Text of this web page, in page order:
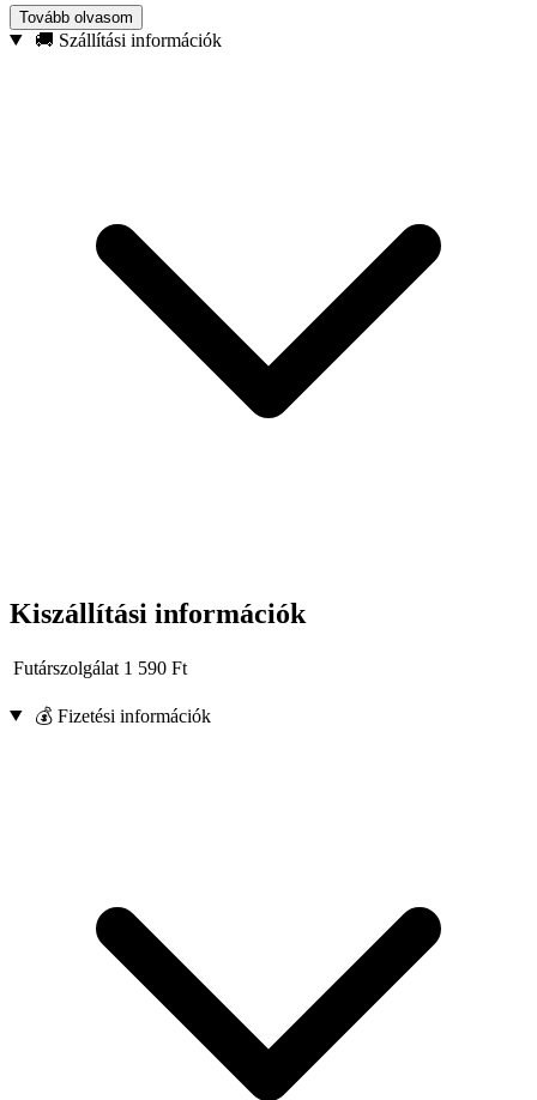
Válassza a NOTIG excenter csiszolót, ha
kiegyensúlyozottgépet keres, amelynél a sebesség rugalmasan a
Tovább olvasom
🚚 Szállítási információk
Kiszállítási információk
Futárszolgálat 1 590 Ft
💰 Fizetési információk